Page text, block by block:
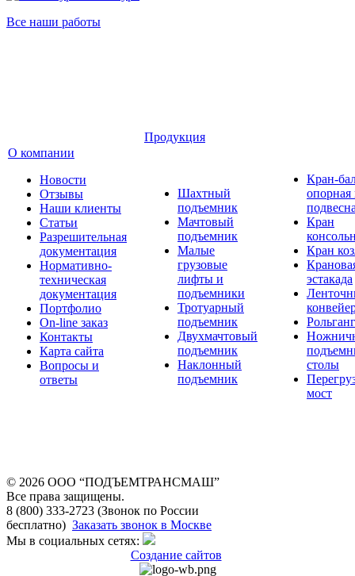
Все наши работы
О компании
Новости
Отзывы
Наши клиенты
Статьи
Разрешительная
документация
Нормативно-
техническая
документация
Портфолио
On-line заказ
Контакты
Карта сайта
Вопросы и
ответы
Продукция
Шахтный
подъемник
Мачтовый
подъемник
Малые
грузовые
лифты и
подъемники
Тротуарный
подъемник
Двухмачтовый
подъемник
Наклонный
подъемник
Кран-
опорная
Кран
Кран
эстакада
столы
мост
© 2026 OOO “ПОДЪЕМТРАНСМАШ”
Все права защищены.
8 (800) 333-2723 (Звонок по России
бесплатно) Заказать звонок в Москве
Мы в социальных сетях:
Создание сайтов